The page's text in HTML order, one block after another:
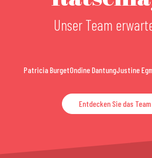
Unser Team
Patricia BurgetOndine DantungJustine
Entdecken Sie das Team